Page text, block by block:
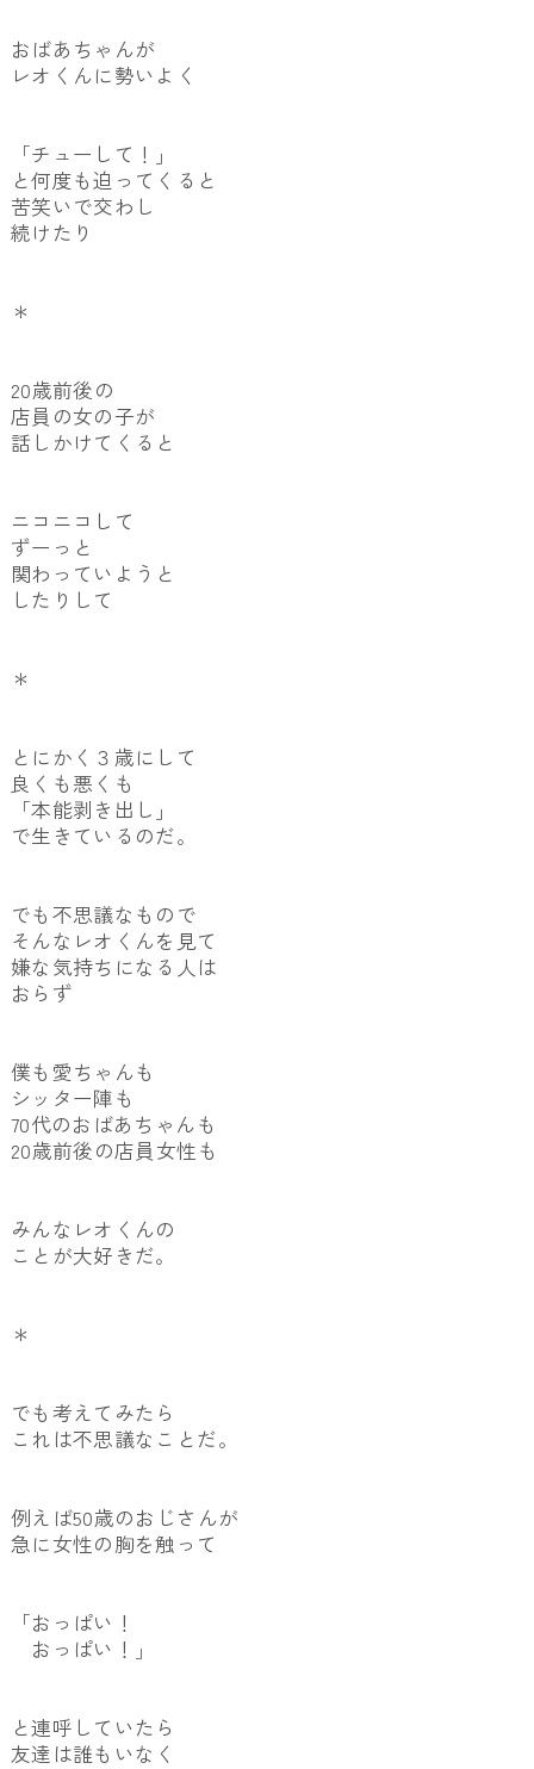
おばあちゃんが
レオくんに勢いよく
「チューして！」
と何度も迫ってくると
苦笑いで交わし
続けたり
＊
20歳前後の
店員の女の子が
話しかけてくると
ニコニコして
ずーっと
関わっていようと
したりして
＊
とにかく３歳にして
良くも悪くも
「本能剥き出し」
で生きているのだ。
でも不思議なもので
そんなレオくんを見て
嫌な気持ちになる人は
おらず
僕も愛ちゃんも
シッター陣も
70代のおばあちゃんも
20歳前後の店員女性も
みんなレオくんの
ことが大好きだ。
＊
でも考えてみたら
これは不思議なことだ。
例えば50歳のおじさんが
急に女性の胸を触って
「おっぱい！
おっぱい！」
と連呼していたら
友達は誰もいなく